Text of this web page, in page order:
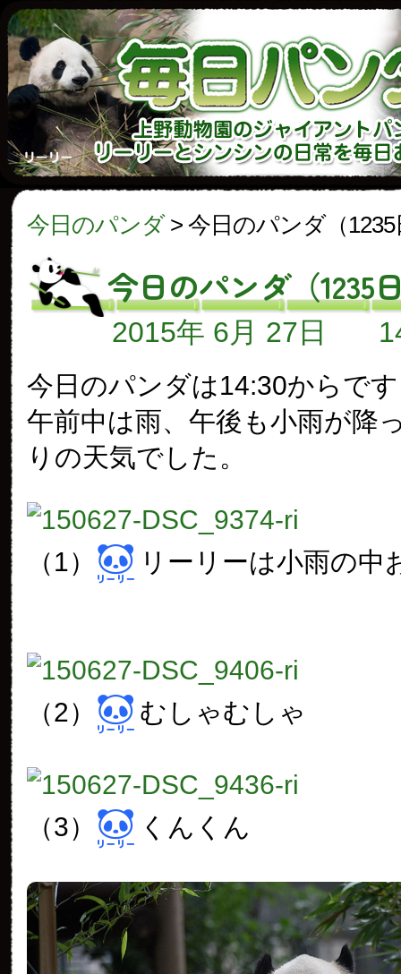
今日のパンダ> 今日のパンダ（1235
今日のパンダ（1235
2015年 6月 27日
今日のパンダは14:30からで
午前中は雨、午後も小雨が降
りの天気でした。
（1） リーリーは小雨の中
（2） むしゃむしゃ
（3） くんくん